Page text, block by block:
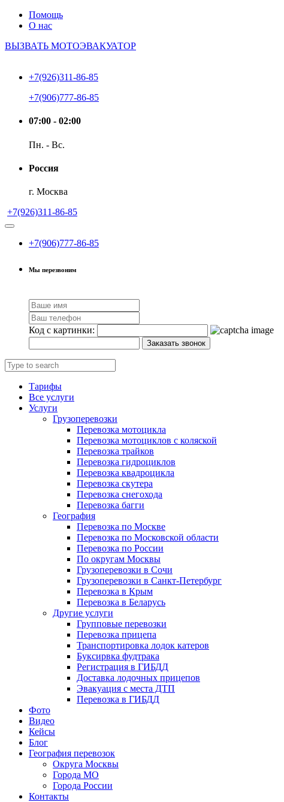
Помощь
О нас
ВЫЗВАТЬ МОТОЭВАКУАТОР
+7(926)311-86-85
+7(906)777-86-85
07:00 - 02:00
Пн. - Вс.
Россия
г. Москва
+7(926)311-86-85
+7(906)777-86-85
Мы перезвоним
Код с картинки:
Заказать звонок
Тарифы
Все услуги
Услуги
Грузоперевозки
Перевозка мотоцикла
Перевозка мотоциклов с коляской
Перевозка трайков
Перевозка гидроциклов
Перевозка квадроцикла
Перевозка скутера
Перевозка снегохода
Перевозка багги
География
Перевозка по Москве
Перевозка по Московской области
Перевозка по России
По округам Москвы
Грузоперевозки в Сочи
Грузоперевозки в Санкт-Петербург
Перевозка в Крым
Перевозка в Беларусь
Другие услуги
Групповые перевозки
Перевозка прицепа
Транспортировка лодок катеров
Буксирвка фудтрака
Регистрация в ГИБДД
Доставка лодочных прицепов
Эвакуация с места ДТП
Перевозка в ГИБДД
Фото
Видео
Кейсы
Блог
География перевозок
Округа Москвы
Города МО
Города России
Контакты